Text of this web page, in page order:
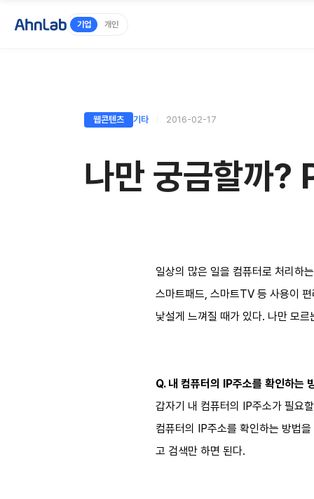
기업 개인
웹콘텐츠 기타 2016-02-17
나만 궁금할까?
일상의 많은 일을 컴퓨터로 처리하
스마트패드, 스마트TV 등 사용이
낯설게 느껴질 때가 있다. 나만 모
Q. 내 컴퓨터의 IP주소를 확인하는
갑자기 내 컴퓨터의 IP주소가 필요
컴퓨터의 IP주소를 확인하는 방법을
고 검색만 하면 된다.